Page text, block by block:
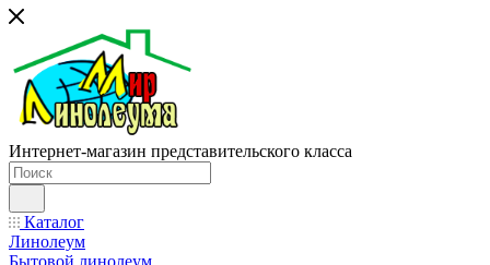
Интернет-магазин представительского класса
Каталог
Линолеум
Бытовой линолеум